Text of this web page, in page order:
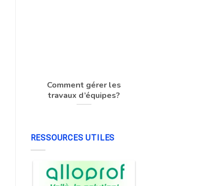
Comment gérer les
travaux d’équipes?
RESSOURCES UTILES